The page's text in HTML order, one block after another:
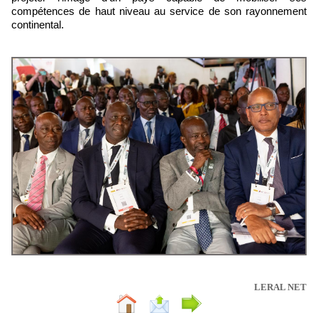
compétences de haut niveau au service de son rayonnement
continental.
LERAL NET